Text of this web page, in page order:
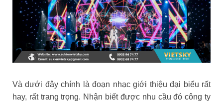
Và dưới đây chính là đoạn nhạc giới thiệu đại biểu rất
hay, rất trang trọng. Nhận biết được nhu cầu đó công ty